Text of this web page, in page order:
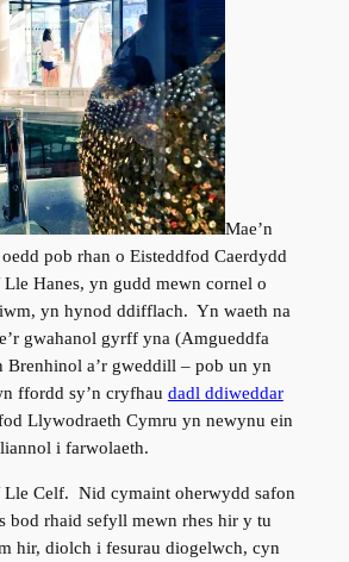
Mae’n
pob rhan o Eisteddfod Caerdydd
Hanes, yn gudd mewn cornel o
yn hynod ddifflach. Yn waeth na
gwahanol gyrff yna (Amgueddfa
Brenhinol a’r gweddill – pob un yn
ffordd sy’n cryfhau dadl ddiweddar
Llywodraeth Cymru yn newynu ein
i farwolaeth.
Lle Celf. Nid cymaint oherwydd safon
bod rhaid sefyll mewn rhes hir y tu
hir, diolch i fesurau diogelwch, cyn